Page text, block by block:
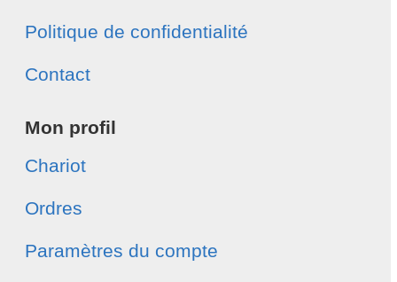
Politique de confidentialité
Contact
Mon profil
Chariot
Ordres
Paramètres du compte